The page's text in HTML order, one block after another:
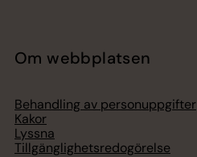
Om webbplatsen
Behandling av personuppgifter
Kakor
Lyssna
Tillgänglighetsredogörelse